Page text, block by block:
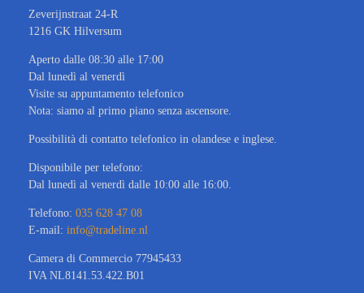
Zeverijnstraat 24-R
1216 GK Hilversum
Aperto dalle 08:30 alle 17:00
Dal lunedì al venerdì
Visite su appuntamento telefonico
Nota: siamo al primo piano senza ascensore.
Possibilità di contatto telefonico in olandese e inglese.
Disponibile per telefono:
Dal lunedì al venerdì dalle 10:00 alle 16:00.
Telefono: 035 628 47 08
E-mail: info@tradeline.nl
Camera di Commercio 77945433
IVA NL8141.53.422.B01